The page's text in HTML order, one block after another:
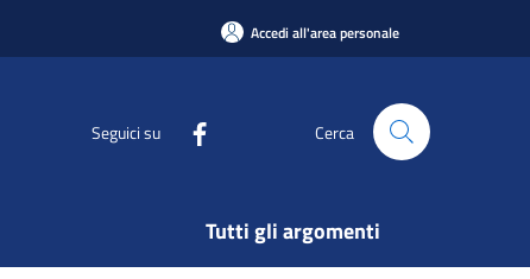
Accedi all'area personale
Seguici su Cerca
Tutti gli argomenti